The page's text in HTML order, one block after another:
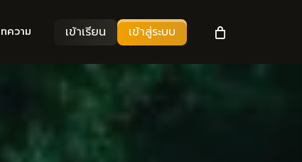
ความ เข้าเรียน เข้าสู่ระบบ